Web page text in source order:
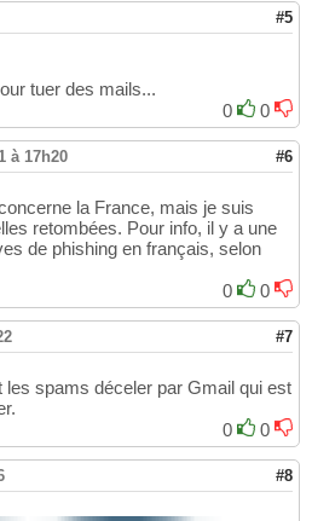
#5
tuer des mails...
0
0
à 17h20 #6
la France, mais je suis
retombées. Pour info, il y a une
de phishing en français, selon
0
0
#7
les spams déceler par Gmail qui est
0
0
#8